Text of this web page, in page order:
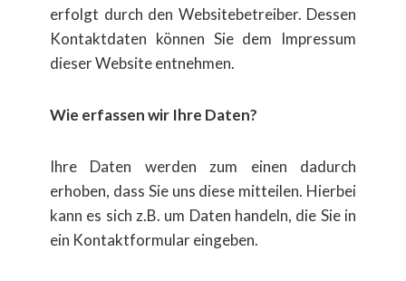
erfolgt durch den Websitebetreiber. Dessen
Kontaktdaten k​önnen Sie dem Impressum
dieser Website entnehmen.
Wie erfassen wir Ihre Daten?
Ihre Daten werden zum einen dadurch
erhoben, dass Sie uns diese mitteilen. Hierbei
kann es sich z.B. um Daten handeln, die Sie in
ein Kontaktformular eingeben.